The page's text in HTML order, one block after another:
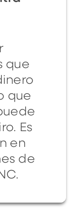
que
que
Es
en
de